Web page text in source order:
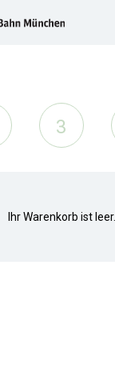
3
Ihr Warenkorb ist leer.